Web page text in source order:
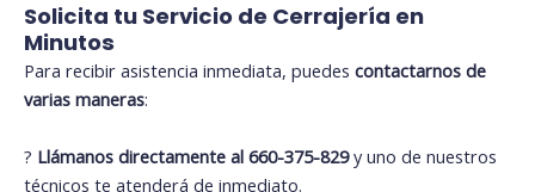
Solicita tu Servicio de Cerrajería en
Minutos
Para recibir asistencia inmediata, puedes contactarnos de
varias maneras:
? Llámanos directamente al 660-375-829y uno de nuestros
técnicos te atenderá de inmediato.